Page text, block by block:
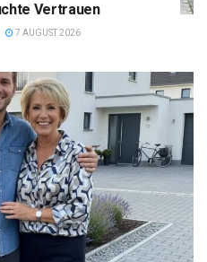
Vertrauen
7 AUGUST 2026